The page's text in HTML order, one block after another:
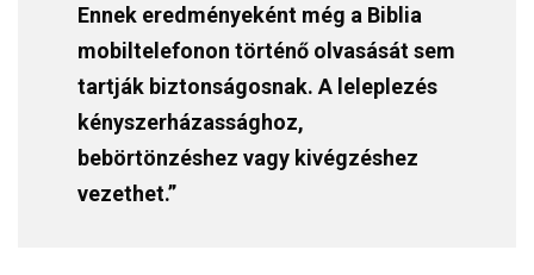
Ennek eredményeként még a Biblia
mobiltelefonon történő olvasását sem
tartják biztonságosnak. A leleplezés
kényszerházassághoz,
bebörtönzéshez vagy kivégzéshez
vezethet.”